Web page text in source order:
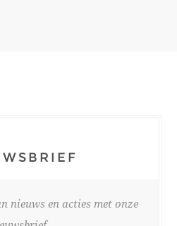
nieuws en acties met onze